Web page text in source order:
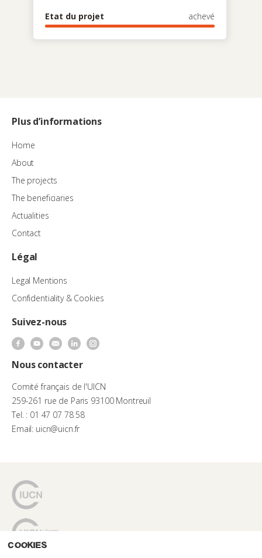
Cookies
Etat du projet
achevé
Plus d’informations
Home
About
The projects
The beneficiaries
Actualities
Contact
Légal
Legal Mentions
Confidentiality & Cookies
Suivez-nous
Nous contacter
Comité français de l'UICN
259-261 rue de Paris 93100 Montreuil
Tel. : 01 47 07 78 58
Email: uicn@uicn.fr